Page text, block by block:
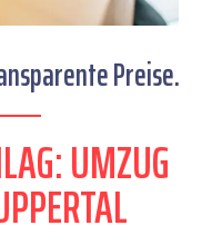
Preise.
UMZUG